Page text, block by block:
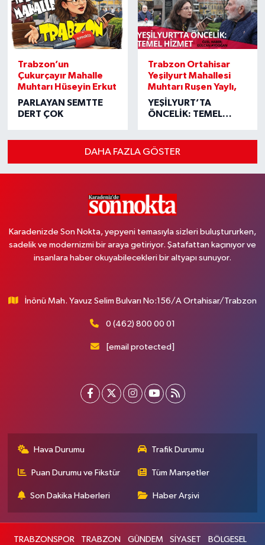
Trabzon’un
Çukurçayır Mahalle
Muhtarı Hüseyin Erkut
PARLAYAN SEMTTE
DERT ÇOK
Trabzon Ortahisar
Yeşilyurt Mahallesi
Muhtarı Ruşen Yaylı,
YEŞİLYURT’TA
ÖNCELİK: TEMEL
DAHA FAZLA GÖSTER
Karadenizde Son Nokta, yepyeni temasıyla sizleri buluştururken,
sadelik ve modernizmi bir araya getiriyor. Şatafattan kaçınıyor ve
insanlara haber okuyabilecekleri bir altyapı sunuyor.
İnönü Mah. Yavuz Selim Bulvarı No:156/A Ortahisar/Trabzon
0 (462) 800 00 01
[email protected]
Hava Durumu Trafik Durumu
Puan Durumu ve Fikstür Tüm Manşetler
Son Dakika Haberleri Haber Arşivi
TRABZONSPOR TRABZON GÜNDEM SİYASET BÖLGESEL